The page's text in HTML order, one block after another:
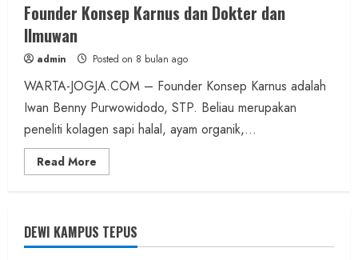
Founder Konsep Karnus dan Dokter dan
Ilmuwan
admin Posted on 8 bulan ago
WARTA-JOGJA.COM – Founder Konsep Karnus adalah
Iwan Benny Purwowidodo, STP. Beliau merupakan
peneliti kolagen sapi halal, ayam organik,...
Read More
more
dan
Dokter
dan
DEWI KAMPUS TEPUS